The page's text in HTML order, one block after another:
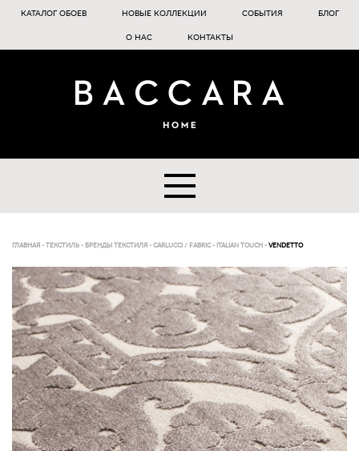
КАТАЛОГ ОБОЕВ НОВЫЕ КОЛЛЕКЦИИ СОБЫТИЯ БЛОГ
О НАС КОНТАКТЫ
ГЛАВНАЯ - ТЕКСТИЛЬ - БРЕНДЫ ТЕКСТИЛЯ - CARLUCCI / FABRIC- ITALIAN TOUCH - VENDETTO